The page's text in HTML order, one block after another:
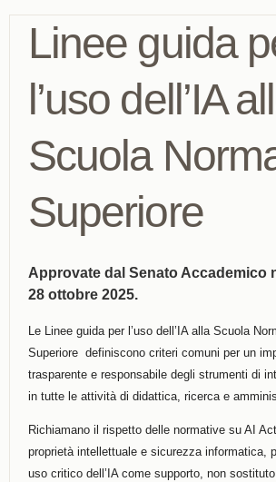
Servizi
Come fare per...
Chi siamo
Linee guida
l’uso dell’IA
Scuola
Superiore
Approvate dal Senato Accademico
28 ottobre 2025.
Le Linee guida per l’uso dell’IA alla Scuola
Superiore definiscono criteri comuni per un
trasparente e responsabile degli strumenti di
in tutte le attività di didattica, ricerca e
Richiamano il rispetto delle normative su AI
proprietà intellettuale e sicurezza informatica,
uso critico dell’IA come supporto, non